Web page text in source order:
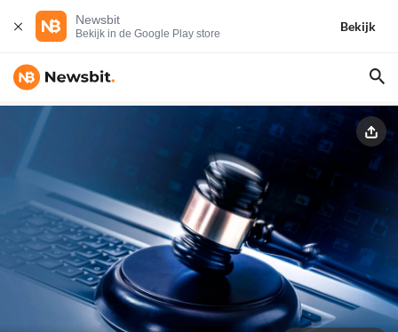
Newsbit
Bekijk in de Google Play store
Bekijk